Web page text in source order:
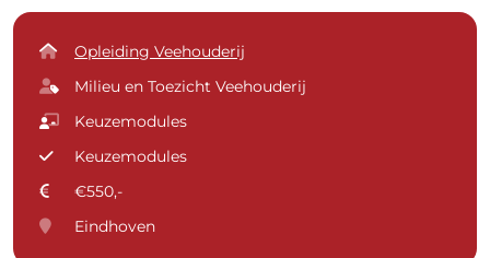
Opleiding Veehouderij
Milieu en Toezicht Veehouderij
Keuzemodules
Keuzemodules
€550,-
Eindhoven